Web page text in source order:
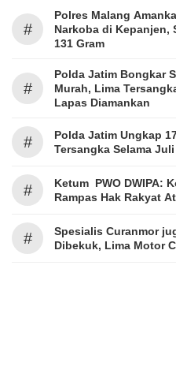
#
Polres Malang
Narkoba di Kepanjen,
131 Gram
#
Polda Jatim Bongkar
Murah, Lima
Lapas Diamankan
#
Polda Jatim Ungkap
Tersangka Selama Juli
#
Ketum PWO DWIPA:
Rampas Hak Rakyat
#
Spesialis Curanmor
Dibekuk, Lima Motor